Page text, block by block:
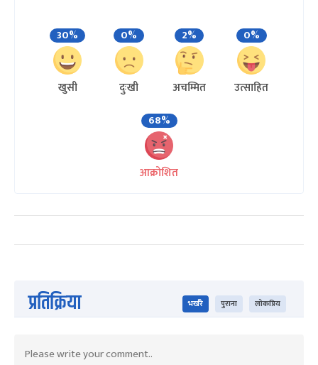
30%
खुसी
0%
दुःखी
2%
अचम्मित
0%
उत्साहित
68%
आक्रोशित
प्रतिक्रिया भर्खरै पुराना लोकप्रिय